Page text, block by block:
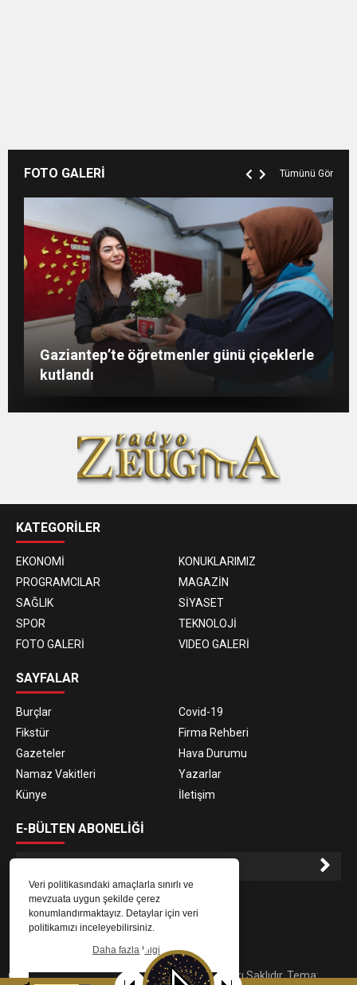
Veri politikasındaki amaçlarla sınırlı ve
mevzuata uygun şekilde çerez
konumlandırmaktayız. Detaylar için veri
politikamızı inceleyebilirsiniz.
Daha fazla bilgi
FOTO GALERİ Tümünü Gör
Konukoğlu: Türkiye ekonomisine 11 farklı
sektörde değer katıyoruz
Gaziantep’te öğretmenler günü çiçeklerle
kutlandı
GAÜN’de gri kod tatbikatı gerçeği
Şahin: “İstikbalimizi şekillendirecek olan
sizlersiniz”
KATEGORİLER
EKONOMİ
KONUKLARIMIZ
PROGRAMCILAR
MAGAZİN
SAĞLIK
SİYASET
SPOR
TEKNOLOJİ
FOTO GALERİ
VIDEO GALERİ
SAYFALAR
Burçlar
Covid-19
Fikstür
Firma Rehberi
Gazeteler
Hava Durumu
Namaz Vakitleri
Yazarlar
Künye
İletişim
E-BÜLTEN ABONELİĞİ
E-Bülten aboneliği ile haberlere daha hızlı erişin.
© 2023Gaziantep Radyo Zeugma. Tüm Hakları Saklıdır. Tema: